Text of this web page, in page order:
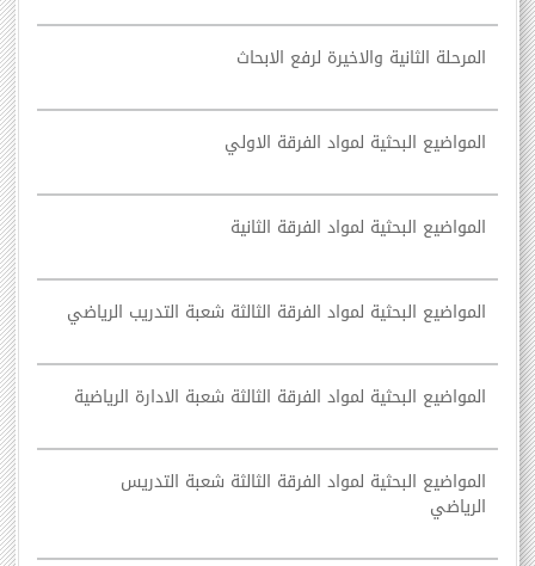
المرحلة الثانية والاخيرة لرفع الابحاث
المواضيع البحثية لمواد الفرقة الاولي
المواضيع البحثية لمواد الفرقة الثانية
المواضيع البحثية لمواد الفرقة الثالثة شعبة التدريب الرياضي
المواضيع البحثية لمواد الفرقة الثالثة شعبة الادارة الرياضية
المواضيع البحثية لمواد الفرقة الثالثة شعبة التدريس
الرياضي